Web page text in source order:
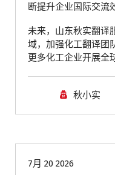
断提升企业国际交流
未来，山东秋实翻译
域，加强化工翻译团
更多化工企业开展全
秋小实
7月 20 2026